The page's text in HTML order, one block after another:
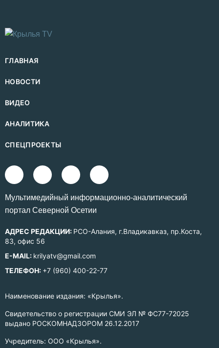
Наименование издания: «Крылья».
Свидетельство о регистрации СМИ ЭЛ № ФС77-72025
выдано РОСКОМНАДЗОРОМ 26.12.2017
Учредитель: ООО «Крылья».
ГЛАВНАЯ
НОВОСТИ
ВИДЕО
АНАЛИТИКА
СПЕЦПРОЕКТЫ
Mультимедийный информационно-аналитический
портал Северной Осетии
АДРЕС РЕДАКЦИИ: РСО-Алания, г.Владикавказ, пр.Коста,
83, офис 56
E-MAIL: krilyatv@gmail.com
ТЕЛЕФОН: +7 (960) 400-22-77